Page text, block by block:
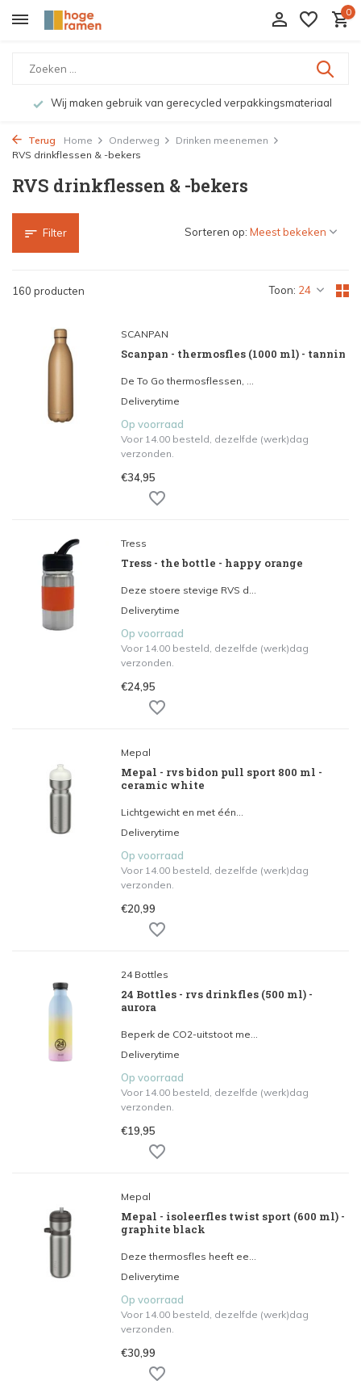
0
verpakkingsmateriaal Bekijk de producten live in
Terug Home Onderweg
Drinken meenemen
RVS drinkflessen & -bekers
RVS drinkflessen & -bekers
Filter
160 producten Toon:
Sorteren op:
SCANPAN
Scanpan - thermosfles (1000 ml) - tannin
De To Go thermosflessen, ...
Deliverytime
Op voorraad
Voor 14.00 besteld, dezelfde (werk)dag
verzonden.
€34,95
Tress
Tress - the bottle - happy orange
Deze stoere stevige RVS d...
Deliverytime
Op voorraad
Voor 14.00 besteld, dezelfde (werk)dag
verzonden.
€24,95
Mepal
Mepal - rvs bidon pull sport 800 ml -
ceramic white
Lichtgewicht en met één...
Deliverytime
Op voorraad
Voor 14.00 besteld, dezelfde (werk)dag
verzonden.
€20,99
24 Bottles
24 Bottles - rvs drinkfles (500 ml) -
aurora
Beperk de CO2-uitstoot me...
Deliverytime
Op voorraad
Voor 14.00 besteld, dezelfde (werk)dag
verzonden.
€19,95
Mepal
Mepal - isoleerfles twist sport (600 ml) -
graphite black
Deze thermosfles heeft ee...
Deliverytime
Op voorraad
Voor 14.00 besteld, dezelfde (werk)dag
verzonden.
€30,99